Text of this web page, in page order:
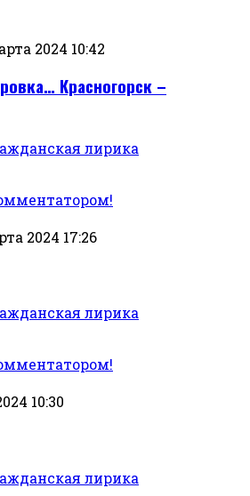
2024 10:42
Красногорск –
лирика
2024 17:26
лирика
10:30
лирика